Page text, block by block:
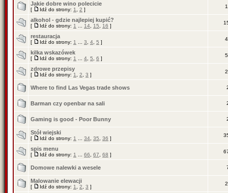
Jakie dobre wino polecicie
[ Idź do strony: 1 2 ]
alkohol - gdzie najlepiej kupić?
[ Idź do strony: 1 14 15 16 ]
restauracja
[ Idź do strony: 1 3 4 5 ]
kilka wskazówek
[ Idź do strony: 1 4 5 6 ]
zdrowe przepisy
[ Idź do strony: 1 2 3 ]
Where to find Las Vegas trade shows
Barman czy openbar na sali
Gaming is good - Poor Bunny
Stół wiejski
[ Idź do strony: 1 34 35 36 ]
spis menu
[ Idź do strony: 1 66 67 68 ]
Domowe nalewki a wesele
Malowanie elewacji
[ Idź do strony: 1 2 3 ]